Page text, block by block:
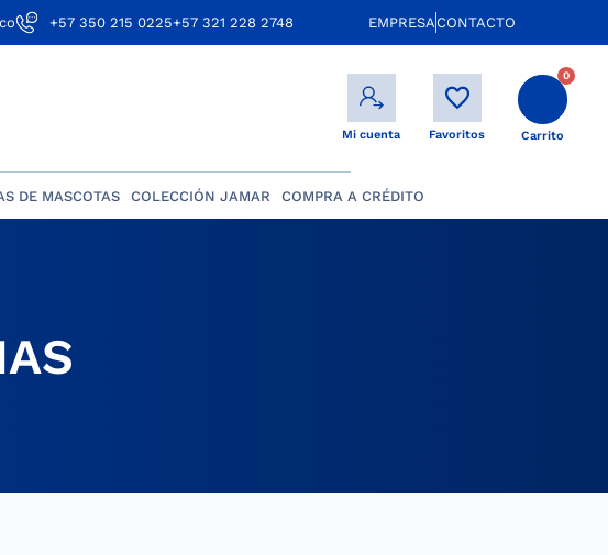
+57 350 215 0225+57 321 228 2748 EMPRESA CONTACTO
Mi cuenta Favoritos
0
Carrito
DE MASCOTAS COLECCIÓN JAMAR COMPRA A CRÉDITO